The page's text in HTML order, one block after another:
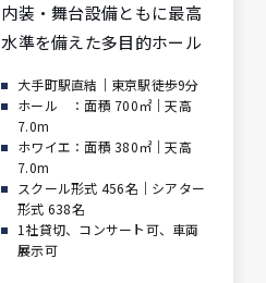
内装・舞台設備ともに最高
水準を備えた多目的ホール
大手町駅直結｜東京駅徒歩9分
ホール ：面積 700㎡｜天高
7.0m
ホワイエ：面積 380㎡｜天高
7.0m
スクール形式 456名｜シアター
形式 638名
1社貸切、コンサート可、車両
展示可